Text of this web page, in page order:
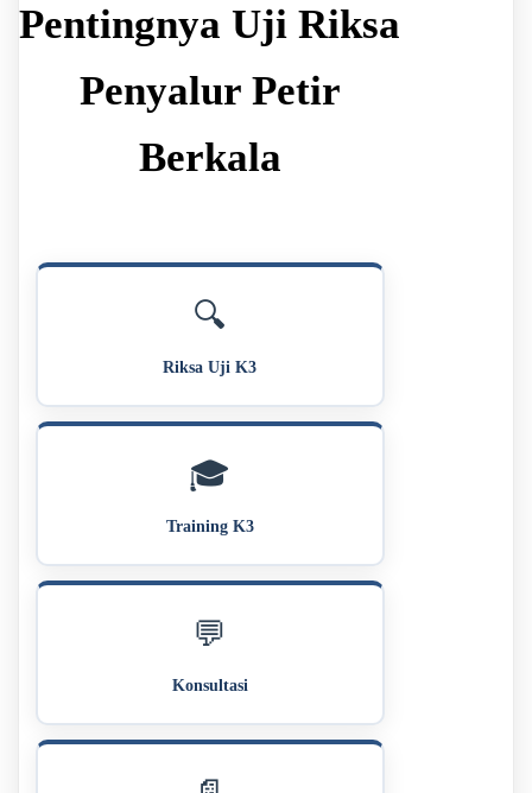
Pentingnya Uji Riksa
Penyalur Petir
Berkala
🔍
Riksa Uji K3
🎓
Training K3
💬
Konsultasi